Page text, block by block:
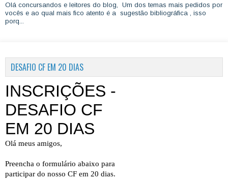
Olá concursandos e leitores do blog, Um dos temas mais pedidos por
vocês e ao qual mais fico atento é a sugestão bibliográfica , isso
porq...
DESAFIO CF EM 20 DIAS